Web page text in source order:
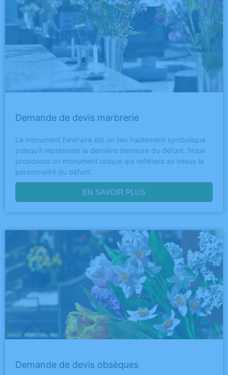
Demande de devis marbrerie
Le monument funéraire est un lieu hautement symbolique
puisqu’il représente la dernière demeure du défunt. Nous
proposons un monument unique qui reflétera au mieux la
personnalité du défunt.
EN SAVOIR PLUS
Demande de devis obsèques